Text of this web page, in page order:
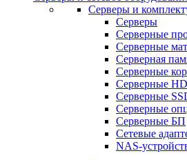
Серверы и
Серверы
Серверные
Серверные
Серверная
Серверные
Серверные
Серверные
Серверные
Серверные БП
Сетевые
NAS-